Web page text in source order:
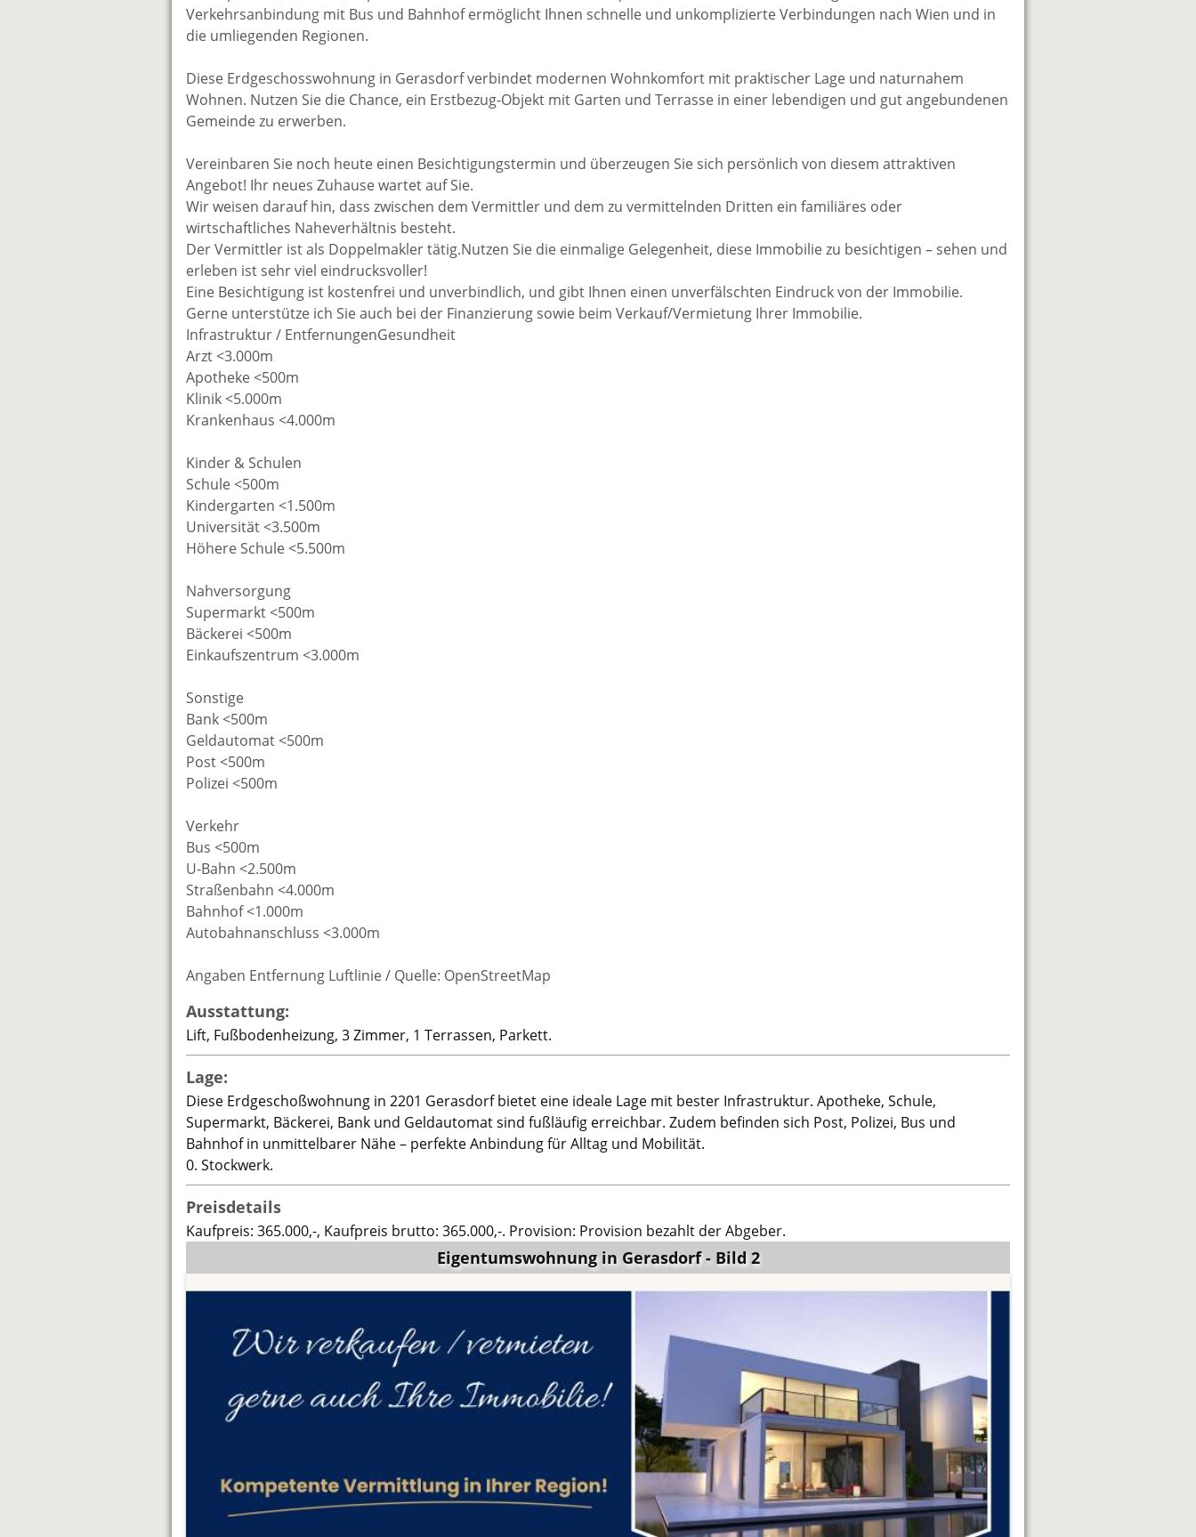
Verkehrsanbindung mit Bus und Bahnhof ermöglicht Ihnen schnelle und unkomplizierte Verbindungen nach Wien und in
die umliegenden Regionen.
Diese Erdgeschosswohnung in Gerasdorf verbindet modernen Wohnkomfort mit praktischer Lage und naturnahem
Wohnen. Nutzen Sie die Chance, ein Erstbezug-Objekt mit Garten und Terrasse in einer lebendigen und gut angebundenen
Gemeinde zu erwerben.
Vereinbaren Sie noch heute einen Besichtigungstermin und überzeugen Sie sich persönlich von diesem attraktiven
Angebot! Ihr neues Zuhause wartet auf Sie.
Wir weisen darauf hin, dass zwischen dem Vermittler und dem zu vermittelnden Dritten ein familiäres oder
wirtschaftliches Naheverhältnis besteht.
Der Vermittler ist als Doppelmakler tätig.Nutzen Sie die einmalige Gelegenheit, diese Immobilie zu besichtigen – sehen und
erleben ist sehr viel eindrucksvoller!
Eine Besichtigung ist kostenfrei und unverbindlich, und gibt Ihnen einen unverfälschten Eindruck von der Immobilie.
Gerne unterstütze ich Sie auch bei der Finanzierung sowie beim Verkauf/Vermietung Ihrer Immobilie.
Infrastruktur / EntfernungenGesundheit
Arzt <3.000m
Apotheke <500m
Klinik <5.000m
Krankenhaus <4.000m
Kinder & Schulen
Schule <500m
Kindergarten <1.500m
Universität <3.500m
Höhere Schule <5.500m
Nahversorgung
Supermarkt <500m
Bäckerei <500m
Einkaufszentrum <3.000m
Sonstige
Bank <500m
Geldautomat <500m
Post <500m
Polizei <500m
Verkehr
Bus <500m
U-Bahn <2.500m
Straßenbahn <4.000m
Bahnhof <1.000m
Autobahnanschluss <3.000m
Angaben Entfernung Luftlinie / Quelle: OpenStreetMap
Ausstattung:
Lift, Fußbodenheizung, 3 Zimmer, 1 Terrassen, Parkett.
Lage:
Diese Erdgeschoßwohnung in 2201 Gerasdorf bietet eine ideale Lage mit bester Infrastruktur. Apotheke, Schule,
Supermarkt, Bäckerei, Bank und Geldautomat sind fußläufig erreichbar. Zudem befinden sich Post, Polizei, Bus und
Bahnhof in unmittelbarer Nähe – perfekte Anbindung für Alltag und Mobilität.
0. Stockwerk.
Preisdetails
Kaufpreis: 365.000,-, Kaufpreis brutto: 365.000,-. Provision: Provision bezahlt der Abgeber.
Eigentumswohnung in Gerasdorf - Bild 2